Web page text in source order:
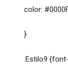
color:
}
.Estilo9